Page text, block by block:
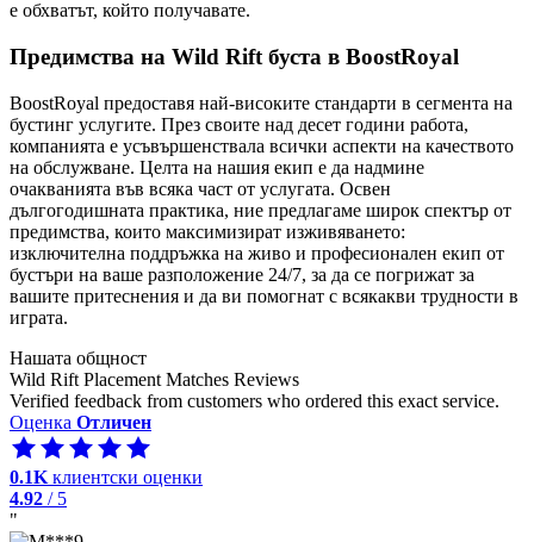
е обхватът, който получавате.
Предимства на Wild Rift буста в BoostRoyal
BoostRoyal предоставя най-високите стандарти в сегмента на
бустинг услугите. През своите над десет години работа,
компанията е усъвършенствала всички аспекти на качеството
на обслужване. Целта на нашия екип е да надмине
очакванията във всяка част от услугата. Освен
дългогодишната практика, ние предлагаме широк спектър от
предимства, които максимизират изживяването:
изключителна поддръжка на живо и професионален екип от
бустъри на ваше разположение 24/7, за да се погрижат за
вашите притеснения и да ви помогнат с всякакви трудности в
играта.
Нашата общност
Wild Rift Placement Matches Reviews
Verified feedback from customers who ordered this exact service.
Оценка Отличен
0.1K клиентски оценки
4.92 / 5
"